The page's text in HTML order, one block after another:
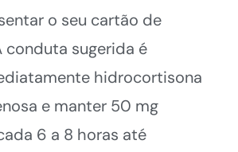
o seu cartão de
conduta sugerida é
hidrocortisona
e manter 50 mg
6 a 8 horas até